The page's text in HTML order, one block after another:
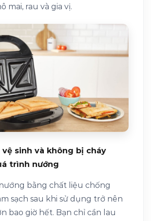
mai, rau và gia vị.
vệ sinh và không bị cháy
trình nướng
bằng chất liệu chống
sạch sau khi sử dụng trở nên
bao giờ hết. Bạn chỉ cần lau